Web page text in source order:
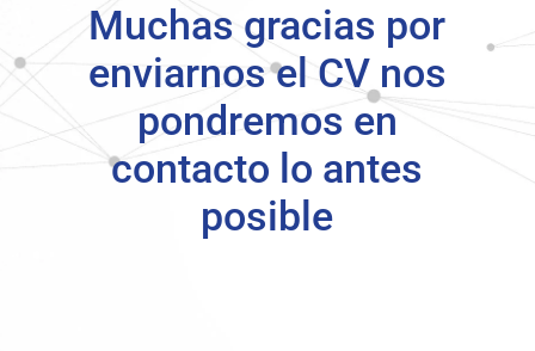
Muchas gracias por
enviarnos el CV nos
pondremos en
contacto lo antes
posible